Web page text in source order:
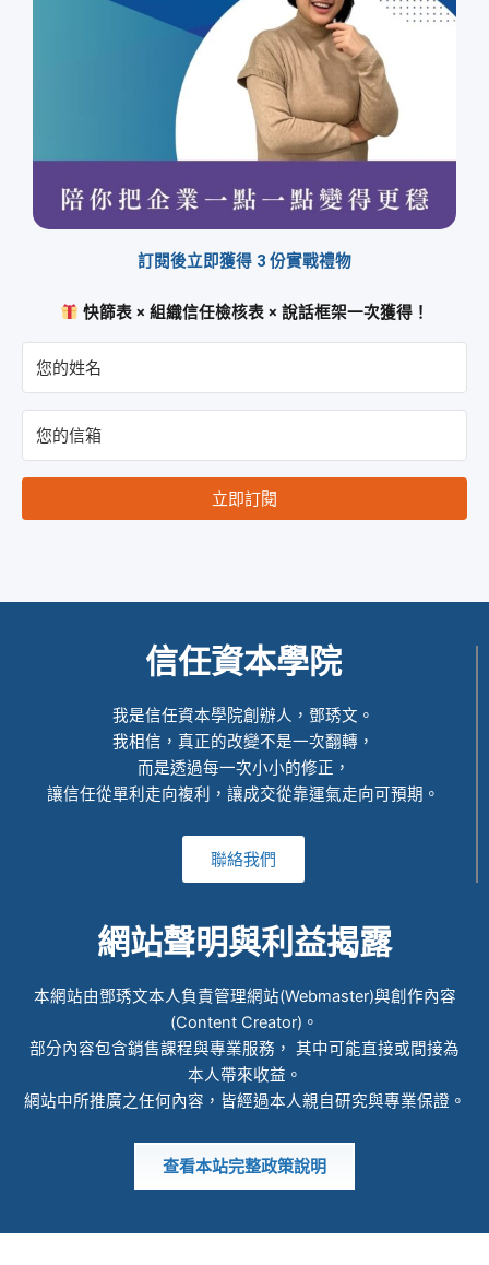
訂閱後立即獲得 3 份實戰禮物
快篩表 × 組織信任檢核表 × 說話框架一次獲得！
立即訂閱
信任資本學院
我是信任資本學院創辦人，鄧琇文。
我相信，真正的改變不是一次翻轉，
而是透過每一次小小的修正，
讓信任從單利走向複利，讓成交從靠運氣走向可預期。
聯絡我們
網站聲明與利益揭露
本網站由鄧琇文本人負責管理網站(Webmaster)與創作內容
(Content Creator)。
部分內容包含銷售課程與專業服務， 其中可能直接或間接為
本人帶來收益。
網站中所推廣之任何內容，皆經過本人親自研究與專業保證。
查看本站完整政策說明